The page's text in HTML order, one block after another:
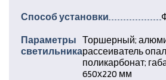
Способ установки
Параметры
светильника
Торшерный;
рассеиватель
поликарбонат;
650х220 мм